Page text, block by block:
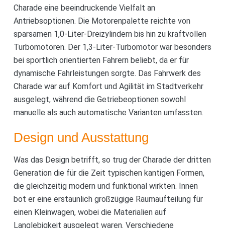
Charade eine beeindruckende Vielfalt an
Antriebsoptionen. Die Motorenpalette reichte von
sparsamen 1,0-Liter-Dreizylindern bis hin zu kraftvollen
Turbomotoren. Der 1,3-Liter-Turbomotor war besonders
bei sportlich orientierten Fahrern beliebt, da er für
dynamische Fahrleistungen sorgte. Das Fahrwerk des
Charade war auf Komfort und Agilität im Stadtverkehr
ausgelegt, während die Getriebeoptionen sowohl
manuelle als auch automatische Varianten umfassten.
Design und Ausstattung
Was das Design betrifft, so trug der Charade der dritten
Generation die für die Zeit typischen kantigen Formen,
die gleichzeitig modern und funktional wirkten. Innen
bot er eine erstaunlich großzügige Raumaufteilung für
einen Kleinwagen, wobei die Materialien auf
Langlebigkeit ausgelegt waren. Verschiedene